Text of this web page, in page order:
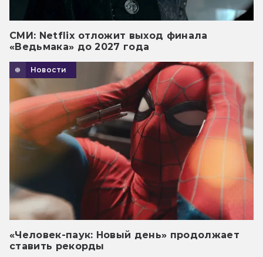
СМИ: Netflix отложит выход финала
«Ведьмака» до 2027 года
Новости
«Человек-паук: Новый день» продолжает
ставить рекорды